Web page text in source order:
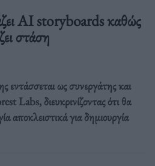
AI storyboards καθώς
στάση
εντάσσεται ως συνεργάτης και
Labs, διευκρινίζοντας ότι θα
αποκλειστικά για δημιουργία